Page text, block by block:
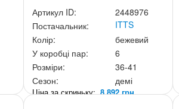
Артикул ID:
2448976
Постачальник:
ITTS
Колір:
бежевий
У коробці пар:
6
Розміри:
36-41
Сезон:
демі
Ціна за скриньку:8 892 грн.